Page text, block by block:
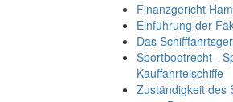
Finanzgericht
Einführung der
Das
Sportbootrecht -
Kauffahrteischiffe
Zuständigkeit des